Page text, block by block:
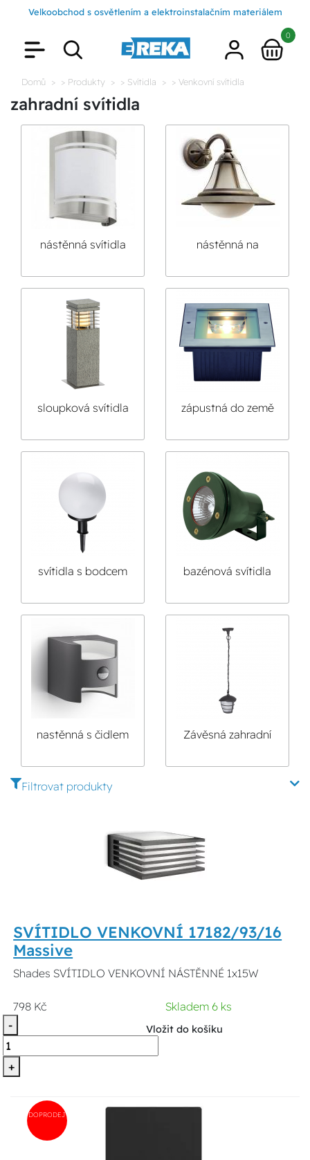
Velkoobchod s osvětlením a elektroinstalačním materiálem
0
Domů > Produkty > Svítidla > Venkovní svítidla
zahradní svítidla
nástěnná svítidla
nástěnná na
sloupková svítidla zápustná do země
svítidla s bodcem bazénová svítidla
nastěnná s čidlem
Závěsná zahradní
Filtrovat produkty
SVÍTIDLO VENKOVNÍ 17182/93/16
Massive
Shades SVÍTIDLO VENKOVNÍ NÁSTĚNNÉ 1x15W
798 Kč
Skladem 6 ks
-
+
Vložit do košíku
DOPRODEJ